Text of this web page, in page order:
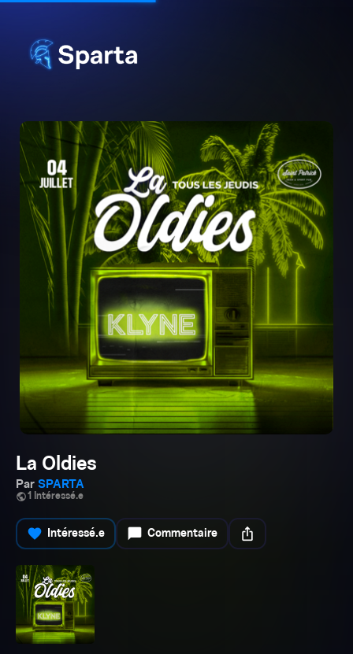
La Oldies
Par SPARTA
public1 Intéressé.e
favorite Intéressé.e chat_bubble Commentaire ios_share